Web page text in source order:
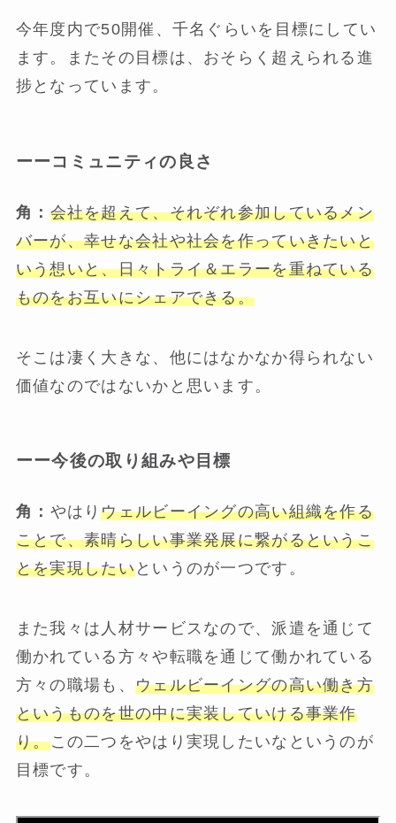
今年度内で50開催、千名ぐらいを目標にしてい
ます。またその目標は、おそらく超えられる進
捗となっています。
ーーコミュニティの良さ
角： 会社を超えて、それぞれ参加しているメン
バーが、幸せな会社や社会を作っていきたいと
いう想いと、日々トライ＆エラーを重ねている
ものをお互いにシェアできる。
そこは凄く大きな、他にはなかなか得られない
価値なのではないかと思います。
ーー今後の取り組みや目標
角： やはりウェルビーイングの高い組織を作る
ことで、素晴らしい事業発展に繋がるというこ
とを実現したいというのが一つです。
また我々は人材サービスなので、派遣を通じて
働かれている方々や転職を通じて働かれている
方々の職場も、 ウェルビーイングの高い働き方
というものを世の中に実装していける事業作
り。この二つをやはり実現したいなというのが
目標です。